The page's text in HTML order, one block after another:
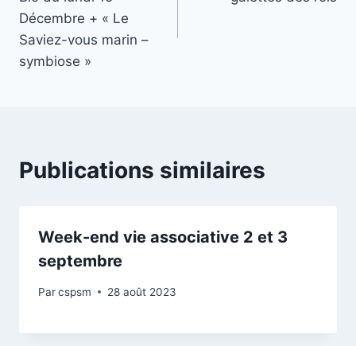
l’article
Décembre + « Le
Saviez-vous marin –
symbiose »
Publications similaires
Week-end vie associative 2 et 3
septembre
Parcspsm 28 août 2023